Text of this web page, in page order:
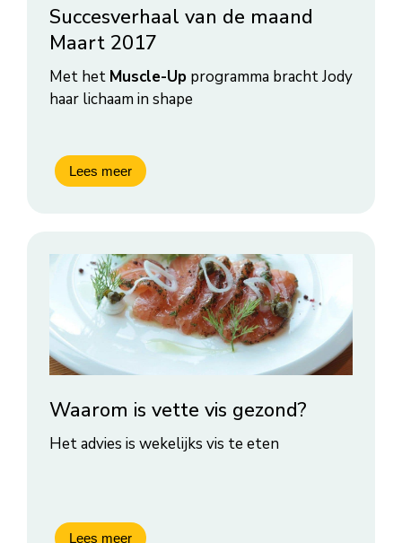
Succesverhaal van de maand
Maart 2017
Met het Muscle-Up programma bracht Jody
haar lichaam in shape
Waarom is vette vis gezond?
Het advies is wekelijks vis te eten